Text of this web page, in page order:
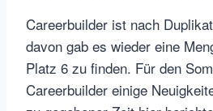
Careerbuilder ist nach
davon gab es wieder eine
Platz 6 zu finden. Für den
Careerbuilder einige